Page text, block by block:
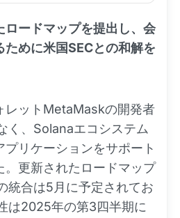
ロードマップを提出し、会
めに米国SECとの和解を
レットMetaMaskの開発者
く、Solanaエコシステム
リケーションをサポート
。更新されたロードマップ
統合は5月に予定されてお
は2025年の第3四半期に